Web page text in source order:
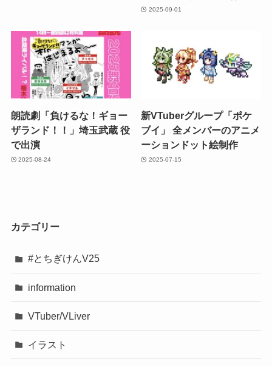
2025-09-01
朗読劇「負けるな！ギョー
ザランド！！」埼玉武蔵 役
で出演
2025-08-24
新VTuberグループ「ポケ
ブイ」 全メンバーのアニメ
ーションドット絵制作
2025-07-15
カテゴリー
#とちぎけんV25
information
VTuber/VLiver
イラスト